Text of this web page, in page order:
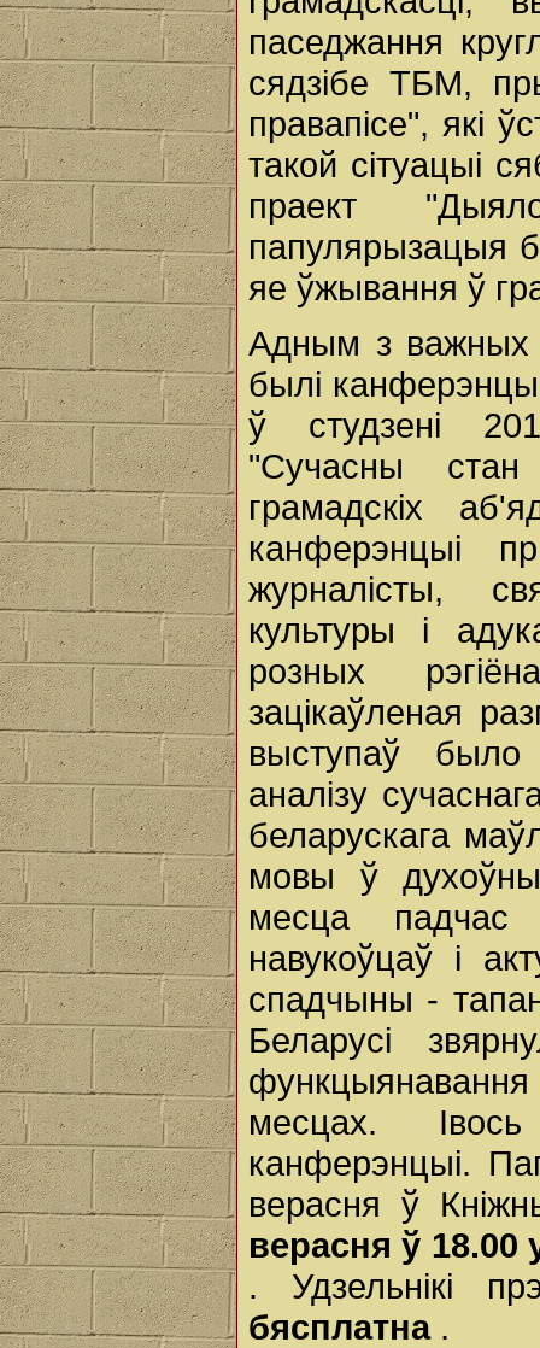
паседжання
сядзібе ТБМ,
правапісе", які
такой сітуацыі
праект
папулярызацыя
яе ўжывання ў
Адным з важных
былі
ў студзені
"Сучасны
грамадскіх
канферэнцыі
журналісты,
культуры і
розных
зацікаўленая
выступаў было
аналізу
беларускага
мовы ў
месца падчас
навукоўцаў і
спадчыны -
Беларусі
месцах.
канферэнцыі.
верасня ў
верасня ў 18.00
. Удзельнікі
бясплатна .